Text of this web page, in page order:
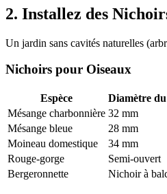
2. Installez des
Un jardin sans cavités naturelles
Nichoirs pour Oiseaux
Espèce Diamètre
Mésange charbonnière 32 mm
Mésange bleue
28 mm
Moineau domestique
34 mm
Rouge-gorge
Semi-ouvert
Bergeronnette
Nichoir à